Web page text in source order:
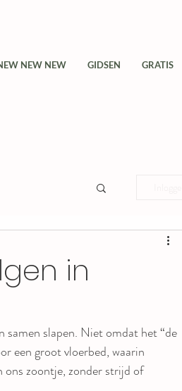
NEW NEW GIDSEN GRATIS
in
samen slapen. Niet omdat het “de
een groot vloerbed, waarin
ons zoontje, zonder strijd of